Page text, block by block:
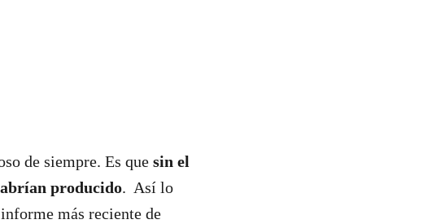
de siempre. Es que sin el
producido. Así lo
más reciente de